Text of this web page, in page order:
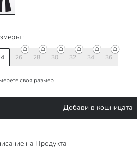
26 28 30 32 34 36
своя размер
Добави в кошницата
на Продукта